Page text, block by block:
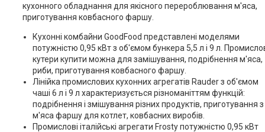
кухонного обладнання для якісного перероблювання м'яса,
приготування ковбасного фаршу.
Кухонні комбайни GoodFood представлені моделями
потужністю 0,95 кВт з об'ємом бункера 5,5 л і 9 л.
кутери купити можна для замішування, подрібнення м'яса,
риби, приготування ковбасного фаршу.
Лінійка промислових кухонних агрегатів Rauder з об'ємом
чаші 6 л і 9 л характеризується різноманіттям функцій:
подрібнення і змішування різних продуктів, приготування з
м'яса фаршу для котлет, ковбасних виробів.
Промислові італійські агрегати Frosty потужністю 0,95 кВт